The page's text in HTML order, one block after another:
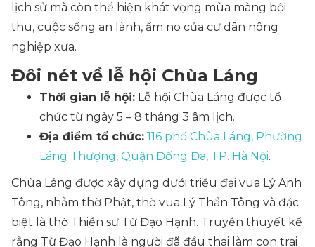
lịch sử mà còn thể hiện khát vọng mùa màng bội
thu, cuộc sống an lành, ấm no của cư dân nông
nghiệp xưa.
Đôi nét về lễ hội Chùa Láng
Thời gian lễ hội: Lễ hội Chùa Láng được tổ
chức từ ngày 5 – 8 tháng 3 âm lịch.
Địa điểm tổ chức: 116 phố Chùa Láng, Phường
Láng Thượng, Quận Đống Đa, TP. Hà Nội.
Chùa Láng được xây dựng dưới triều đại vua Lý Anh
Tông, nhằm thờ Phật, thờ vua Lý Thần Tông và đặc
biệt là thờ Thiền sư Từ Đạo Hạnh. Truyền thuyết kể
rằng Từ Đạo Hạnh là người đã đầu thai làm con trai